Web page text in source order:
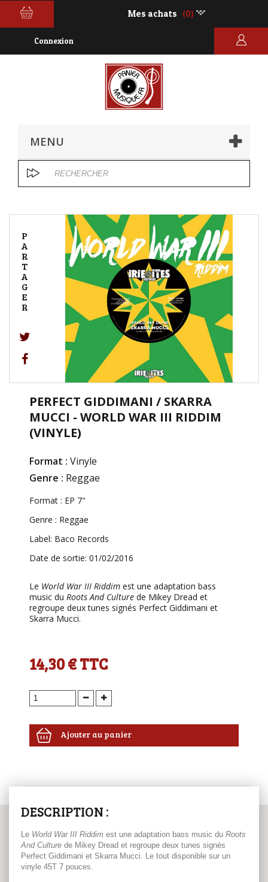
Mes achats (0)
Connexion
MENU
P
A
R
T
A
G
E
R
PERFECT GIDDIMANI / SKARRA
MUCCI - WORLD WAR III RIDDIM
(VINYLE)
Format : Vinyle
Genre : Reggae
Format : EP 7"
Genre : Reggae
Label: Baco Records
Date de sortie: 01/02/2016
Le World War III Riddim est une adaptation bass
music du Roots And Culture de Mikey Dread et
regroupe deux tunes signés Perfect Giddimani et
Skarra Mucci.
14,30 €TTC
Ajouter au panier
DESCRIPTION :
Le World War III Riddim est une adaptation bass music du Roots
And Culture de Mikey Dread et regroupe deux tunes signés
Perfect Giddimani et Skarra Mucci. Le tout disponible sur un
vinyle 45T 7 pouces.